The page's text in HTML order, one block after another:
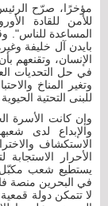
مؤخرًا، صرّح
للأمن للقادة
المساعدة للناس".
بايدن آل خليفة
الإنسان، وتقنعهم
في حل التحديات
وتغير المناخ
للبنى التحتية
وإن كانت الأسرة
والإبداع لدى
الاستكشاف
الأحرار
يستطيع شعب مكبّل
في البحرين منصة
لا تتمكن دولة